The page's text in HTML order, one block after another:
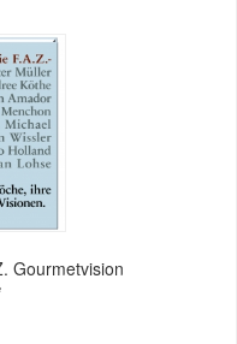
Gourmetvision